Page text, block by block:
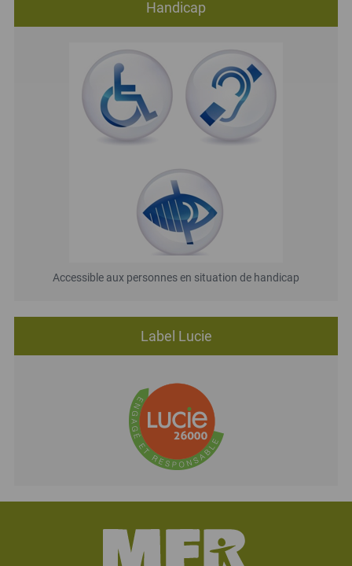
Handicap
Accessible aux personnes en situation de handicap
Label Lucie